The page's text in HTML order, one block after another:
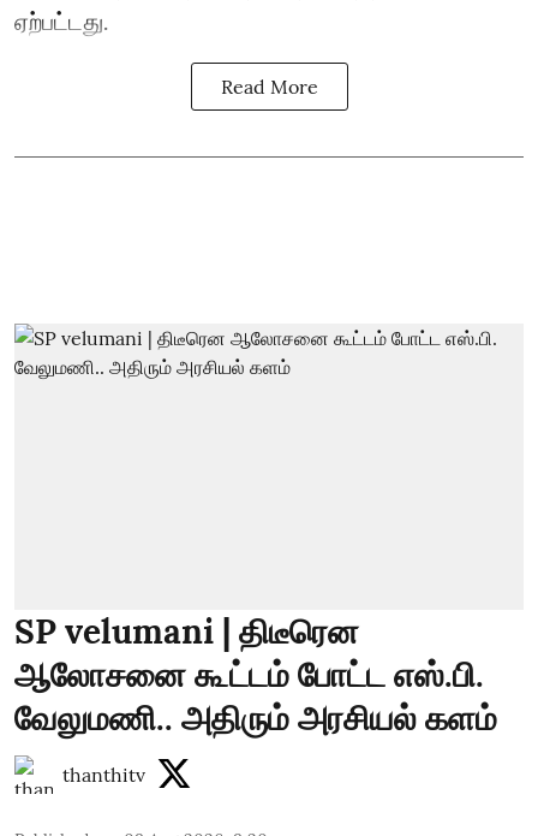
ஏற்பட்டது.
Read More
SP velumani | திடீரென
ஆலோசனை கூட்டம் போட்ட எஸ்.பி.
வேலுமணி.. அதிரும் அரசியல் களம்
thanthitv